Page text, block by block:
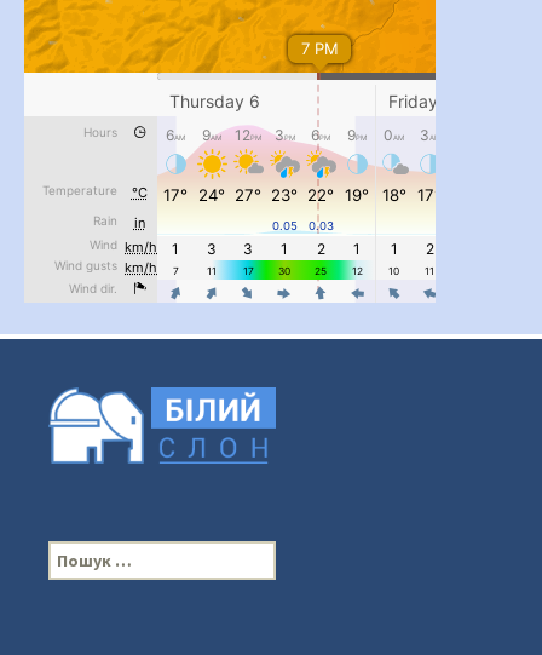
#PipIvanToday...
pimrec_project
П
о